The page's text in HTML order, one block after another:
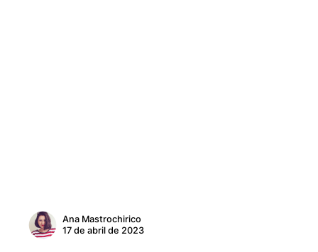
Ana Mastrochirico
17 de abril de 2023